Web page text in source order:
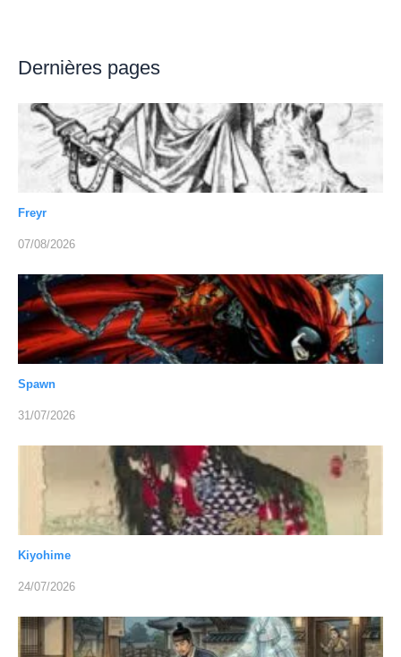
Dernières pages
Freyr
07/08/2026
Spawn
31/07/2026
Kiyohime
24/07/2026